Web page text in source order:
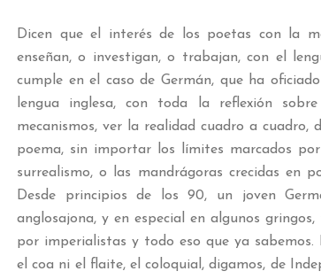
Dicen que el interés de los poetas con la
enseñan, o investigan, o trabajan, con el
cumple en el caso de Germán, que ha
lengua inglesa, con toda la reflexión
mecanismos, ver la realidad cuadro a cuadro,
poema, sin importar los límites marcados
surrealismo, o las mandrágoras crecidas en
Desde principios de los 90, un joven
anglosajona, y en especial en algunos
por imperialistas y todo eso que ya
el coa ni el flaite, el coloquial, digamos, de